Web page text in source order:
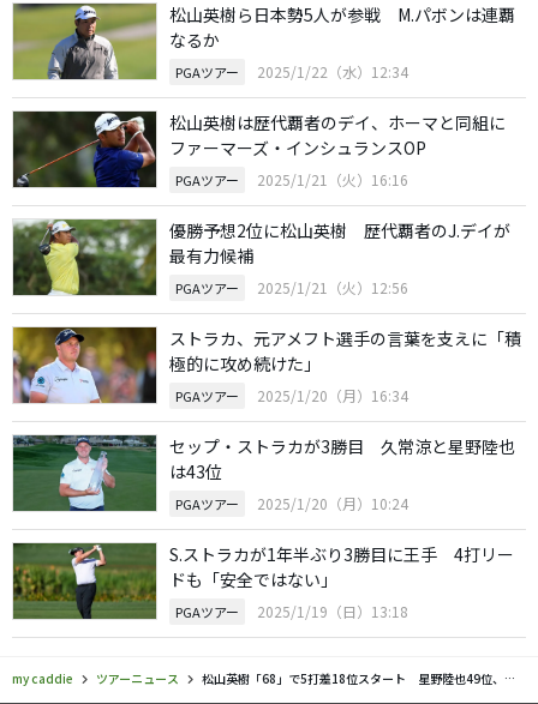
松山英樹ら日本勢5人が参戦 M.パボンは連覇
なるか
PGAツアー 2025/1/22（水）12:34
松山英樹は歴代覇者のデイ、ホーマと同組に
ファーマーズ・インシュランスOP
PGAツアー 2025/1/21（火）16:16
優勝予想2位に松山英樹 歴代覇者のJ.デイが
最有力候補
PGAツアー 2025/1/21（火）12:56
ストラカ、元アメフト選手の言葉を支えに「積
極的に攻め続けた」
PGAツアー 2025/1/20（月）16:34
セップ・ストラカが3勝目 久常涼と星野陸也
は43位
PGAツアー 2025/1/20（月）10:24
S.ストラカが1年半ぶり3勝目に王手 4打リー
ドも「安全ではない」
PGAツアー 2025/1/19（日）13:18
my caddie ツアーニュース 松山英樹「68」で5打差18位スタート 星野陸也49位、金谷拓実65位